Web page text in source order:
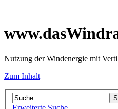
Nutzung der Windenergie mit
Zum Inhalt